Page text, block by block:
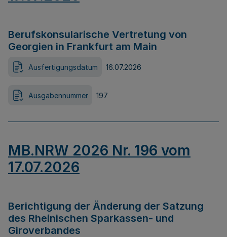
Berufskonsularische Vertretung von
Georgien in Frankfurt am Main
Ausfertigungsdatum 16.07.2026
Ausgabennummer 197
MB.NRW 2026 Nr. 196 vom
17.07.2026
Berichtigung der Änderung der Satzung
des Rheinischen Sparkassen- und
Giroverbandes